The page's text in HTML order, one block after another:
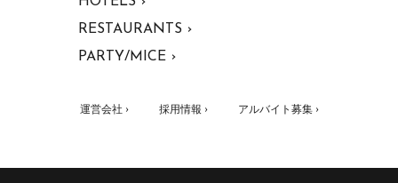
RESTAURANTS ›
PARTY/MICE ›
運営会社 › 採用情報 › アルバイト募集 ›